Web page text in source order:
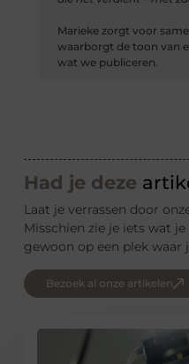
Marieke zorgt voor
waarborgt de toon van
wat we publiceren.
Had je deze
Laat je verrassen door
Misschien zie je iets wat
gewoon op een plek waar
Bezoek al onze artikelen